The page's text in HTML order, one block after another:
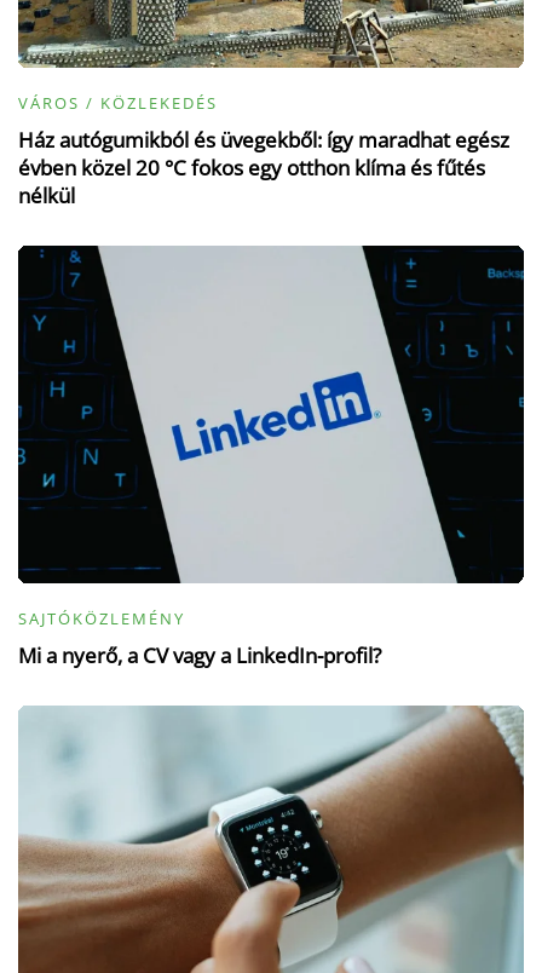
VÁROS / KÖZLEKEDÉS
Ház autógumikból és üvegekből: így maradhat egész
évben közel 20 °C fokos egy otthon klíma és fűtés
nélkül
SAJTÓKÖZLEMÉNY
Mi a nyerő, a CV vagy a LinkedIn-profil?